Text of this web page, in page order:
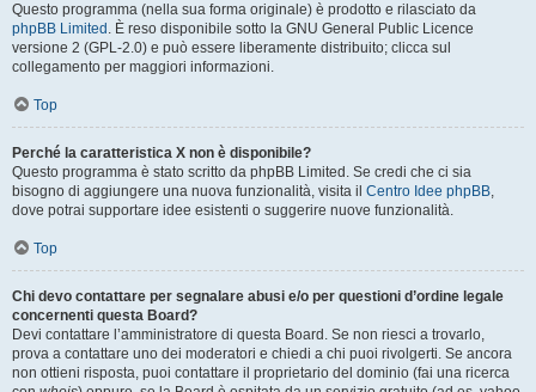
Questo programma (nella sua forma originale) è prodotto e rilasciato da
phpBB Limited . È reso disponibile sotto la GNU General Public Licence
versione 2 (GPL-2.0) e può essere liberamente distribuito; clicca sul
collegamento per maggiori informazioni.
Top
Perché la caratteristica X non è disponibile?
Questo programma è stato scritto da phpBB Limited. Se credi che ci sia
bisogno di aggiungere una nuova funzionalità, visita il Centro Idee phpBB,
dove potrai supportare idee esistenti o suggerire nuove funzionalità.
Top
Chi devo contattare per segnalare abusi e/o per questioni d’ordine legale
concernenti questa Board?
Devi contattare l’amministratore di questa Board. Se non riesci a trovarlo,
prova a contattare uno dei moderatori e chiedi a chi puoi rivolgerti. Se ancora
non ottieni risposta, puoi contattare il proprietario del dominio (fai una ricerca